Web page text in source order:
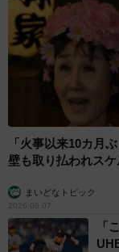
「火事以来10カ月
壁も取り払われス
まいどなトピック
2026.08.07
「